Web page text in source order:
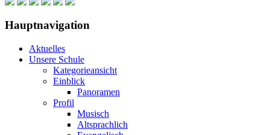
Hauptnavigation
Aktuelles
Unsere Schule
Kategorieansicht
Einblick
Panoramen
Profil
Musisch
Altsprachlich